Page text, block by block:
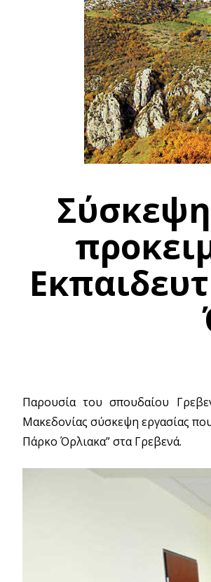
Σύσκεψη
Παρουσία του σπουδαίου
Μακεδονίας σύσκεψη εργασίας
Πάρκο Όρλιακα” στα Γρεβενά.